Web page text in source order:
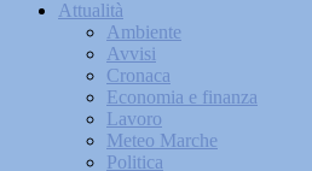
Attualità
Ambiente
Avvisi
Cronaca
Economia e finanza
Lavoro
Meteo Marche
Politica